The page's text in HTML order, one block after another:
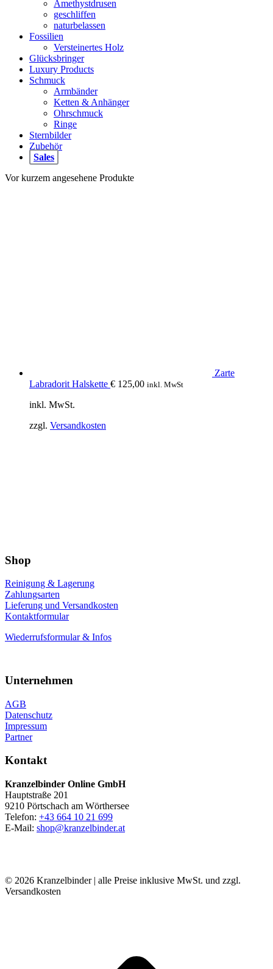
Amethystdrusen
geschliffen
naturbelassen
Fossilien
Versteinertes Holz
Glücksbringer
Luxury Products
Schmuck
Armbänder
Ketten & Anhänger
Ohrschmuck
Ringe
Sternbilder
Zubehör
Sales
Vor kurzem angesehene Produkte
Zarte
Labradorit Halskette € 125,00 inkl. MwSt
inkl. MwSt.
zzgl. Versandkosten
Shop
Reinigung & Lagerung
Zahlungsarten
Lieferung und Versandkosten
Kontaktformular
Wiederrufsformular & Infos
Unternehmen
AGB
Datenschutz
Impressum
Partner
Kontakt
Kranzelbinder Online GmbH
Hauptstraße 201
9210 Pörtschach am Wörthersee
Telefon: +43 664 10 21 699
E-Mail: shop@kranzelbinder.at
© 2026 Kranzelbinder | alle Preise inklusive MwSt. und zzgl.
Versandkosten